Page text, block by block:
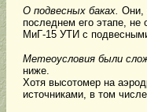
О подвесных баках. Они,
последнем его этапе, не
МиГ-15 УТИ с
Метеоусловия были
ниже.
Хотя высотомер на
источниками, в том